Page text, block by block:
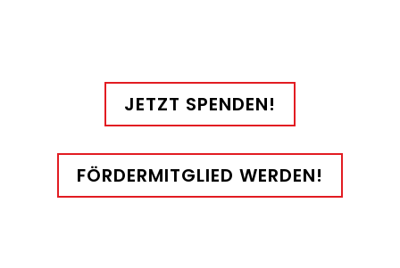
JETZT SPENDEN!
FÖRDERMITGLIED WERDEN!